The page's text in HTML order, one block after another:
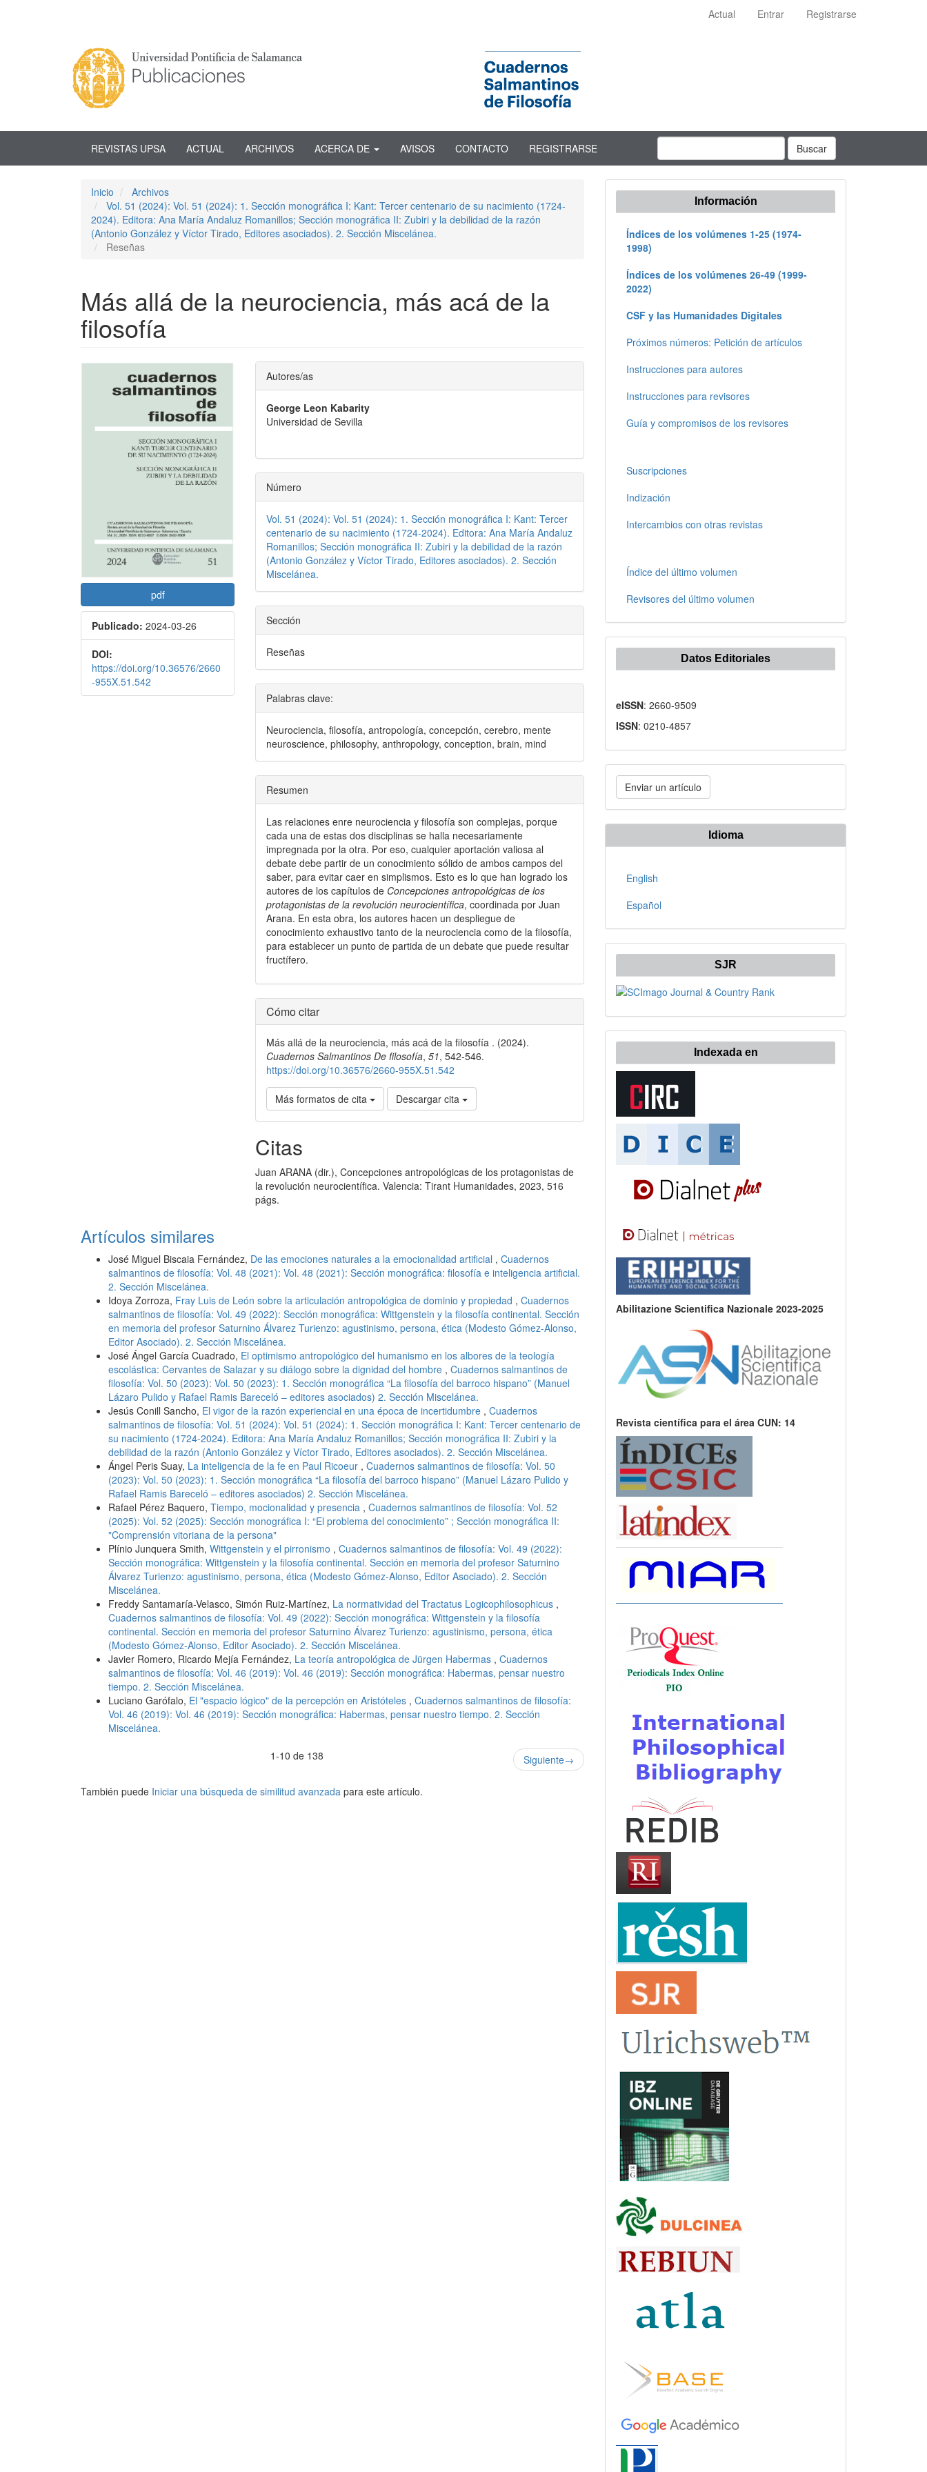
Actual Entrar Registrarse
REVISTAS UPSA ACTUAL ARCHIVOS ACERCA DE AVISOS CONTACTO REGISTRARSE Buscar
Inicio
Archivos
Vol. 51 (2024): Vol. 51 (2024): 1. Sección monográfica I: Kant: Tercer centenario de su nacimiento (1724-
2024). Editora: Ana María Andaluz Romanillos; Sección monográfica II: Zubiri y la debilidad de la razón
(Antonio González y Víctor Tirado, Editores asociados). 2. Sección Miscelánea.
Reseñas
Más allá de la neurociencia, más acá de la
filosofía
Barra
lateral
artículo
pdf
Publicado: 2024-03-26
DOI:
https://doi.org/10.36576/2660
-955X.51.542
Contenido
principal
del
Autores/as
George Leon Kabarity
Universidad de Sevilla
Número
Vol. 51 (2024): Vol. 51 (2024): 1. Sección monográfica I: Kant: Tercer
centenario de su nacimiento (1724-2024). Editora: Ana María Andaluz
Romanillos; Sección monográfica II: Zubiri y la debilidad de la razón
(Antonio González y Víctor Tirado, Editores asociados). 2. Sección
Miscelánea.
Sección
Reseñas
Palabras clave:
Neurociencia, filosofía, antropología, concepción, cerebro, mente
neuroscience, philosophy, anthropology, conception, brain, mind
Resumen
Las relaciones enre neurociencia y filosofía son complejas, porque
cada una de estas dos disciplinas se halla necesariamente
impregnada por la otra. Por eso, cualquier aportación valiosa al
debate debe partir de un conocimiento sólido de ambos campos del
saber, para evitar caer en simplismos. Esto es lo que han logrado los
autores de los capítulos de Concepciones antropológicas de los
protagonistas de la revolución neurocientífica, coordinada por Juan
Arana. En esta obra, los autores hacen un despliegue de
conocimiento exhaustivo tanto de la neurociencia como de la filosofía,
para establecer un punto de partida de un debate que puede resultar
fructífero.
Detalles
del
artículo
Cómo citar
Más allá de la neurociencia, más acá de la filosofía . (2024).
Cuadernos Salmantinos De filosofía,51, 542-546.
https://doi.org/10.36576/2660-955X.51.542
Más formatos de cita Descargar cita
Citas
Juan ARANA (dir.), Concepciones antropológicas de los protagonistas de
la revolución neurocientífica. Valencia: Tirant Humanidades, 2023, 516
págs.
Artículos similares
José Miguel Biscaia Fernández, De las emociones naturales a la emocionalidad artificial , Cuadernos
salmantinos de filosofía: Vol. 48 (2021): Vol. 48 (2021): Sección monográfica: filosofía e inteligencia artificial.
2. Sección Miscelánea.
Idoya Zorroza, Fray Luis de León sobre la articulación antropológica de dominio y propiedad , Cuadernos
salmantinos de filosofía: Vol. 49 (2022): Sección monográfica: Wittgenstein y la filosofía continental. Sección
en memoria del profesor Saturnino Álvarez Turienzo: agustinismo, persona, ética (Modesto Gómez-Alonso,
Editor Asociado). 2. Sección Miscelánea.
José Ángel García Cuadrado, El optimismo antropológico del humanismo en los albores de la teología
escolástica: Cervantes de Salazar y su diálogo sobre la dignidad del hombre , Cuadernos salmantinos de
filosofía: Vol. 50 (2023): Vol. 50 (2023): 1. Sección monográfica “La filosofía del barroco hispano” (Manuel
Lázaro Pulido y Rafael Ramis Bareceló – editores asociados) 2. Sección Miscelánea.
Jesús Conill Sancho, El vigor de la razón experiencial en una época de incertidumbre , Cuadernos
salmantinos de filosofía: Vol. 51 (2024): Vol. 51 (2024): 1. Sección monográfica I: Kant: Tercer centenario de
su nacimiento (1724-2024). Editora: Ana María Andaluz Romanillos; Sección monográfica II: Zubiri y la
debilidad de la razón (Antonio González y Víctor Tirado, Editores asociados). 2. Sección Miscelánea.
Ángel Peris Suay, La inteligencia de la fe en Paul Ricoeur , Cuadernos salmantinos de filosofía: Vol. 50
(2023): Vol. 50 (2023): 1. Sección monográfica “La filosofía del barroco hispano” (Manuel Lázaro Pulido y
Rafael Ramis Bareceló – editores asociados) 2. Sección Miscelánea.
Rafael Pérez Baquero, Tiempo, mocionalidad y presencia , Cuadernos salmantinos de filosofía: Vol. 52
(2025): Vol. 52 (2025): Sección monográfica I: “El problema del conocimiento” ; Sección monográfica II:
"Comprensión vitoriana de la persona"
Plínio Junquera Smith, Wittgenstein y el pirronismo , Cuadernos salmantinos de filosofía: Vol. 49 (2022):
Sección monográfica: Wittgenstein y la filosofía continental. Sección en memoria del profesor Saturnino
Álvarez Turienzo: agustinismo, persona, ética (Modesto Gómez-Alonso, Editor Asociado). 2. Sección
Miscelánea.
Freddy Santamaría-Velasco, Simón Ruiz-Martínez, La normatividad del Tractatus Logicophilosophicus ,
Cuadernos salmantinos de filosofía: Vol. 49 (2022): Sección monográfica: Wittgenstein y la filosofía
continental. Sección en memoria del profesor Saturnino Álvarez Turienzo: agustinismo, persona, ética
(Modesto Gómez-Alonso, Editor Asociado). 2. Sección Miscelánea.
Javier Romero, Ricardo Mejía Fernández, La teoría antropológica de Jürgen Habermas , Cuadernos
salmantinos de filosofía: Vol. 46 (2019): Vol. 46 (2019): Sección monográfica: Habermas, pensar nuestro
tiempo. 2. Sección Miscelánea.
Luciano Garófalo, El "espacio lógico" de la percepción en Aristóteles , Cuadernos salmantinos de filosofía:
Vol. 46 (2019): Vol. 46 (2019): Sección monográfica: Habermas, pensar nuestro tiempo. 2. Sección
Miscelánea.
1-10 de 138
Siguiente→
También puede Iniciar una búsqueda de similitud avanzada para este artículo.
Información
Índices de los volúmenes 1-25 (1974-
1998)
Índices de los volúmenes 26-49 (1999-
2022)
CSF y las Humanidades Digitales
Próximos números: Petición de artículos
Instrucciones para autores
Instrucciones para revisores
Guía y compromisos de los revisores
Suscripciones
Indización
Intercambios con otras revistas
Índice del último volumen
Revisores del último volumen
Datos Editoriales
eISSN: 2660-9509
ISSN: 0210-4857
Enviar
un
artículo
Enviar un artículo
Idioma
English
Español
SJR
Indexada en
Abilitazione Scientifica Nazionale 2023-2025
Revista científica para el área CUN: 14